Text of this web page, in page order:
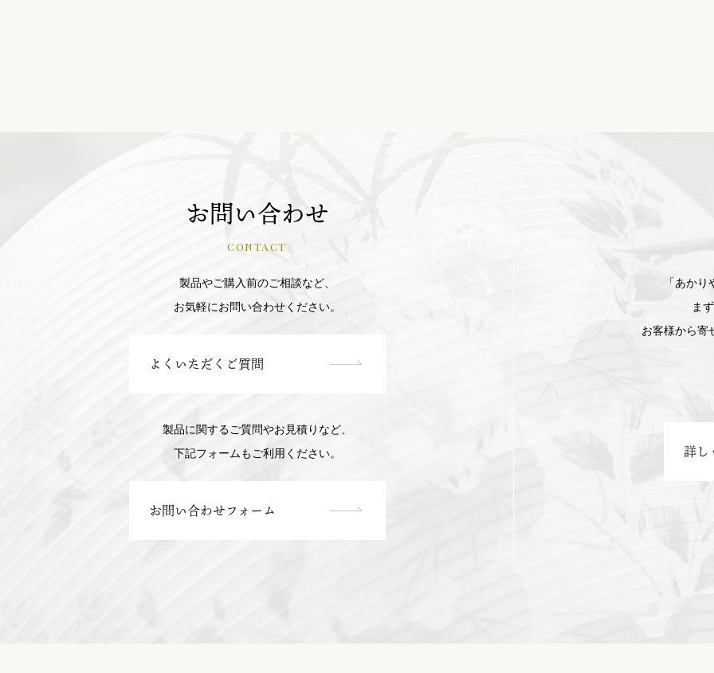
お問い合わせ
CONTACT
製品やご購入前のご相談など、
お気軽にお問い合わせください。
よくいただくご質問
製品に関するご質問やお見積りなど、
下記フォームもご利用ください。
お問い合わせフォーム
「あか
ま
お客様から寄
詳し